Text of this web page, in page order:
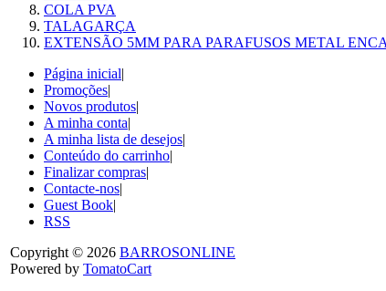
COLA PVA
TALAGARÇA
EXTENSÃO 5MM PARA PARAFUSOS METAL
Página inicial|
Promoções|
Novos produtos|
A minha conta|
A minha lista de desejos|
Conteúdo do carrinho|
Finalizar compras|
Contacte-nos|
Guest Book|
RSS
Copyright © 2026 BARROSONLINE
Powered by TomatoCart